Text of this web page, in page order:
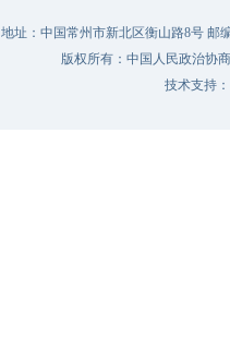
地址：中国常州市新北区衡山路8号 邮
版权所有：中国人民政治协
技术支持：